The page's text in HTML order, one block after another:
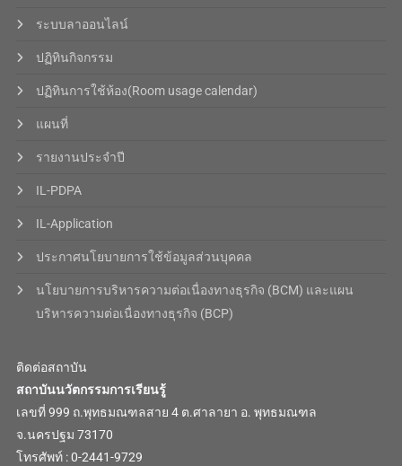
ระบบลาออนไลน์
ปฏิทินกิจกรรม
ปฏิทินการใช้ห้อง(Room usage calendar)
แผนที่
รายงานประจำปี
IL-PDPA
IL-Application
ประกาศนโยบายการใช้ข้อมูลส่วนบุคคล
นโยบายการบริหารความต่อเนื่องทางธุรกิจ (BCM) และแผน
บริหารความต่อเนื่องทางธุรกิจ (BCP)
ติดต่อสถาบัน
สถาบันนวัตกรรมการเรียนรู้
เลขที่ 999 ถ.พุทธมณฑลสาย 4 ต.ศาลายา อ. พุทธมณฑล
จ.นครปฐม 73170
โทรศัพท์ : 0-2441-9729